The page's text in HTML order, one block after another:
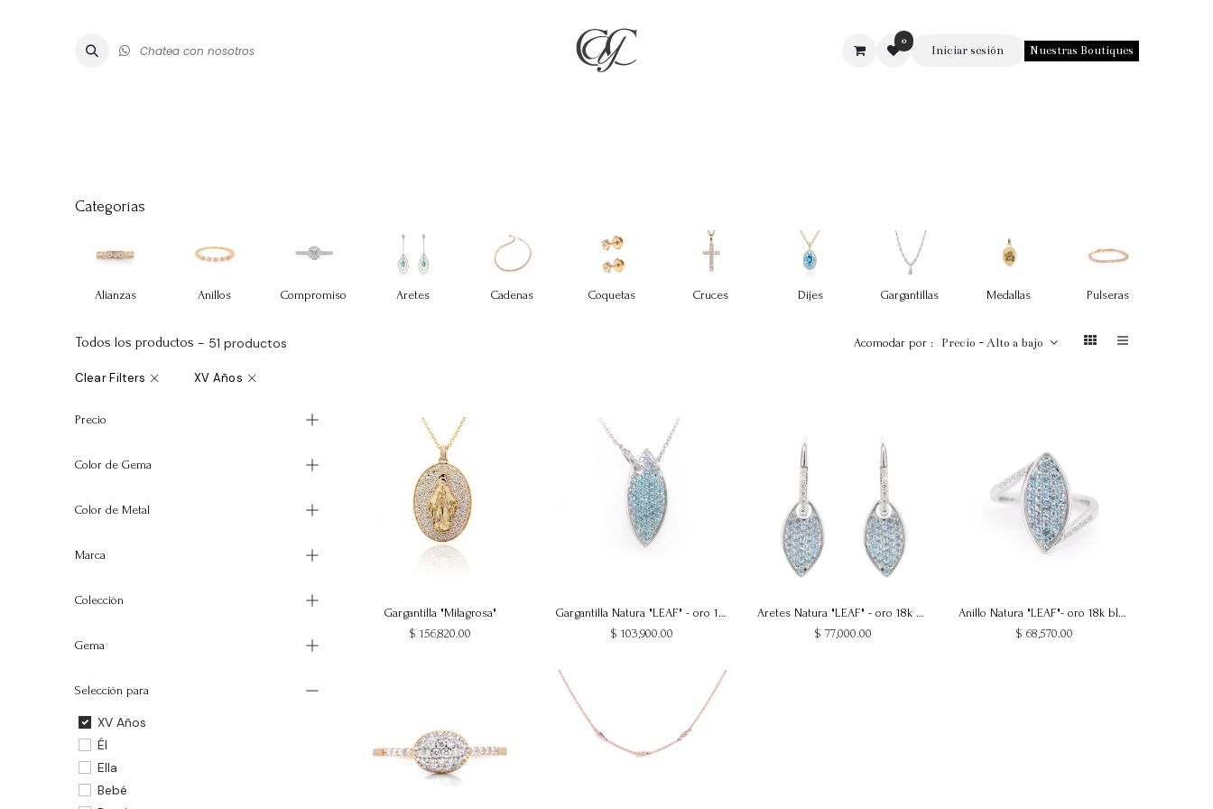
Chatea con nosotros
0
Iniciar sesión Nuestras Boutiques
Categorías
Alianzas Anillos Compromiso Aretes Cadenas Coquetas Cruces Dijes Gargantillas Medallas Pulseras
Todos los productos - 51 productos Acomodar por : Precio - Alto a bajo
Clear Filters XV Años
Precio
Color de Gema
Color de Metal
Marca
Colección
Gema
Selección para
XV Años
Él
Ella
Bebé
Gargantilla "Milagrosa"
$156,820.00
Gargantilla Natura "LEAF" - oro 18k blanco - topacio swiss
$103,900.00
Aretes Natura "LEAF" - oro 18k blanco - topacio swiss
$77,000.00
Anillo Natura "LEAF"- oro 18k blanco - topacio swiss
$68,570.00